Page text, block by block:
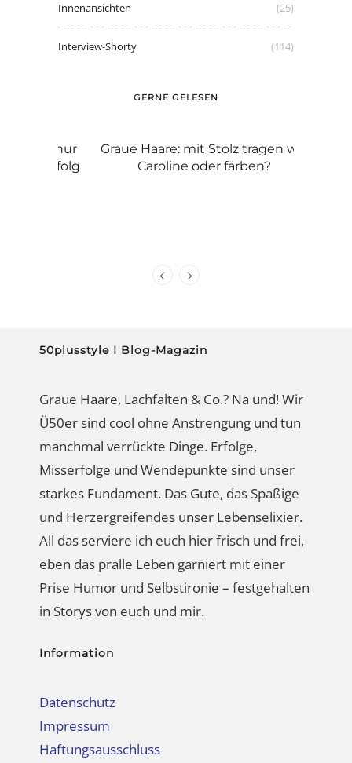
Innenansichten (25)
Interview-Shorty (114)
GERNE GELESEN
Graue Haare: mit Stolz tragen wie
Caroline oder färben?
50plusstyle I Blog-Magazin
Ü50er sind cool ohne Anstrengung und tun
Misserfolge und Wendepunkte sind unser
starkes Fundament. Das Gute, das Spaßige
und Herzergreifendes unser Lebenselixier.
All das serviere ich euch hier frisch und frei,
eben das pralle Leben garniert mit einer
Prise Humor und Selbstironie – festgehalten
in Storys von euch und mir.
Impressum
Kontakt
Angebot